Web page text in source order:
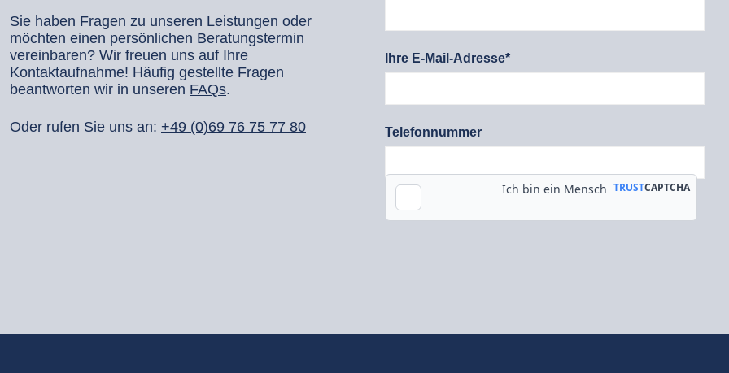
Sie haben Fragen zu unseren Leistungen oder
möchten einen persönlichen Beratungstermin
vereinbaren? Wir freuen uns auf Ihre
Kontaktaufnahme! Häufig gestellte Fragen
beantworten wir in unseren FAQs.
Oder rufen Sie uns an: +49 (0)69 76 75 77 80
Ihre E-Mail-Adresse*
Telefonnummer